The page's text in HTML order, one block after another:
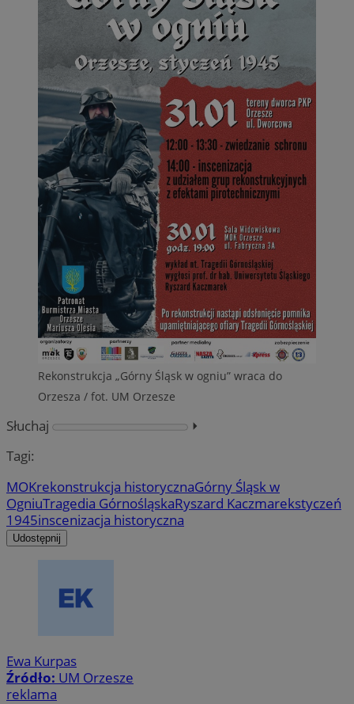
Rekonstrukcja „Górny Śląsk w ogniu” wraca do
Orzesza / fot. UM Orzesze
Słuchaj
⏵︎
Tagi:
MOKrekonstrukcja historycznaGórny Śląsk w
OgniuTragedia GórnośląskaRyszard Kaczmarekstyczeń
1945inscenizacja historyczna
Udostępnij
Ewa Kurpas
Źródło: UM Orzesze
reklama